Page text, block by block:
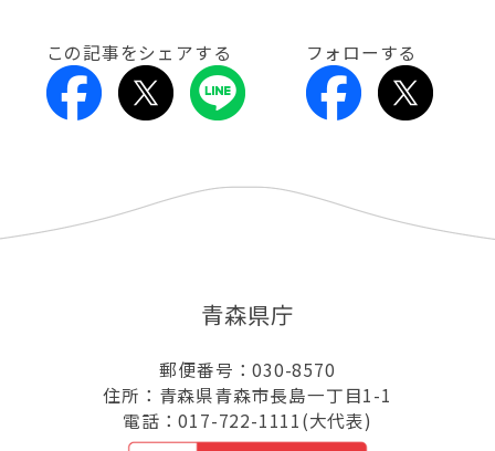
この記事をシェアする フォローする
青森県庁
郵便番号：030-8570
住所：青森県青森市長島一丁目1-1
電話：017-722-1111(大代表)